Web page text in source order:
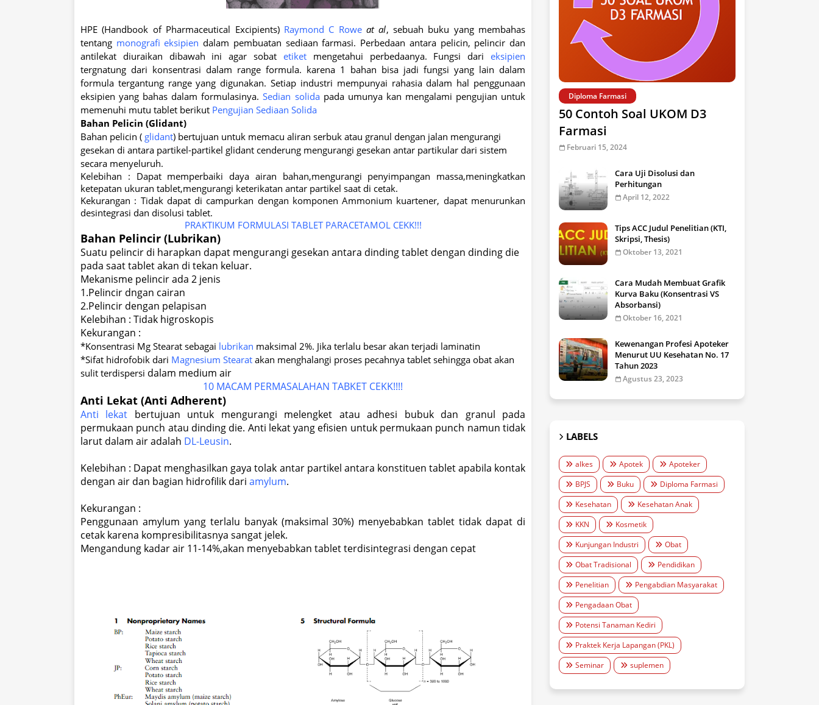
HPE (Handbook of Pharmaceutical Excipients) Raymond C Roweat al, sebuah buku yang membahas
tentang monografi eksipien dalam pembuatan sediaan farmasi. Perbedaan antara pelicin, pelincir dan
antilekat diuraikan dibawah ini agar sobat etiketmengetahui perbedaanya. Fungsi darieksipien
tergnatung dari konsentrasi dalam range formula. karena 1 bahan bisa jadi fungsi yang lain dalam
formula tergantung range yang digunakan. Setiap industri mempunyai rahasia dalam hal penggunaan
eksipien yang bahas dalam formulasinya.Sedian solidapada umunya kan mengalami pengujian untuk
memenuhi mutu tablet berikut Pengujian Sediaan Solida
Bahan Pelicin (Glidant)
Bahan pelicin ( glidant) bertujuan untuk memacu aliran serbuk atau granul dengan jalan mengurangi
gesekan di antara partikel-partikel glidant cenderung mengurangi gesekan antar partikular dari sistem
secara menyeluruh.
Kelebihan : Dapat memperbaiki daya airan bahan,mengurangi penyimpangan massa,meningkatkan
ketepatan ukuran tablet,mengurangi keterikatan antar partikel saat di cetak.
Kekurangan : Tidak dapat di campurkan dengan komponen Ammonium kuartener, dapat menurunkan
desintegrasi dan disolusi tablet.
PRAKTIKUM FORMULASI TABLET PARACETAMOL CEKK!!!
Bahan Pelincir (Lubrikan)
Suatu pelincir di harapkan dapat mengurangi gesekan antara dinding tablet dengan dinding die
pada saat tablet akan di tekan keluar.
Mekanisme pelincir ada 2 jenis
1.Pelincir dngan cairan
2.Pelincir dengan pelapisan
Kelebihan : Tidak higroskopis
Kekurangan :
*Konsentrasi Mg Stearat sebagai lubrikan maksimal 2%. Jika terlalu besar akan terjadi laminatin
*Sifat hidrofobik dari Magnesium Stearat akan menghalangi proses pecahnya tablet sehingga obat akan
sulit terdispersi dalam medium air
10 MACAM PERMASALAHAN TABKET CEKK!!!!
Anti Lekat (Anti Adherent)
Anti lekat bertujuan untuk mengurangi melengket atau adhesi bubuk dan granul pada
permukaan punch atau dinding die. Anti lekat yang efisien untuk permukaan punch namun tidak
larut dalam air adalah DL-Leusin.
Kelebihan : Dapat menghasilkan gaya tolak antar partikel antara konstituen tablet apabila kontak
dengan air dan bagian hidrofilik dari amylum.
Kekurangan :
Penggunaan amylum yang terlalu banyak (maksimal 30%) menyebabkan tablet tidak dapat di
cetak karena kompresibilitasnya sangat jelek.
Mengandung kadar air 11-14%,akan menyebabkan tablet terdisintegrasi dengan cepat
Diploma Farmasi
50 Contoh Soal UKOM D3
Farmasi
Februari 15, 2024
Cara Uji Disolusi dan
Perhitungan
April 12, 2022
Tips ACC Judul Penelitian (KTI,
Skripsi, Thesis)
Oktober 13, 2021
Cara Mudah Membuat Grafik
Kurva Baku (Konsentrasi VS
Absorbansi)
Oktober 16, 2021
Kewenangan Profesi Apoteker
Menurut UU Kesehatan No. 17
Tahun 2023
Agustus 23, 2023
LABELS
alkes Apotek
Apoteker
BPJS
Buku
Diploma Farmasi
Kesehatan
Kesehatan Anak
KKN
Kosmetik
Kunjungan Industri
Obat
Obat Tradisional
Pendidikan
Penelitian
Pengabdian Masyarakat
Pengadaan Obat
Potensi Tanaman Kediri
Praktek Kerja Lapangan (PKL)
Seminar
suplemen